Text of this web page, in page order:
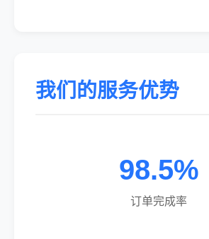
我们的服务优势
98.5%
订单完成率